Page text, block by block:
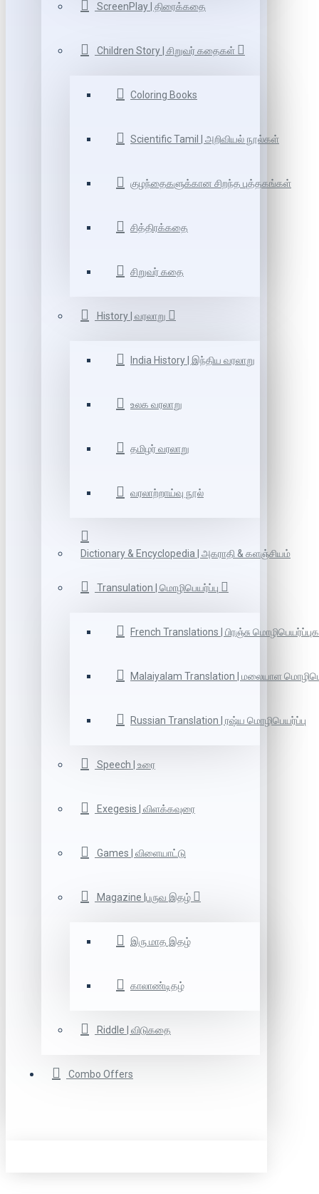
ScreenPlay | திரைக்கதை
Children Story | சிறுவர் கதைகள்
Coloring Books
Scientific Tamil | அறிவியல் நூல்கள்
குழந்தைகளுக்கான சிறந்த புத்தகங்கள்
சித்திரக்கதை
சிறுவர் கதை
History | வரலாறு
India History | இந்திய வரலாறு
உலக வரலாறு
தமிழர் வரலாறு
வரலாற்றாய்வு நூல்
Dictionary & Encyclopedia | அகராதி & களஞ்சியம்
Transulation | மொழிபெயர்ப்பு
French Translations | பிரஞ்சு
Malaiyalam Translation | மலையாள
Russian Translation | ரஷ்ய மொழிபெயர்ப்பு
Speech | உரை
Exegesis | விளக்கவுரை
Games | விளையாட்டு
Magazine |பருவ இதழ்
இரு மாத இதழ்
காலாண்டிதழ்
Riddle | விடுகதை
Combo Offers